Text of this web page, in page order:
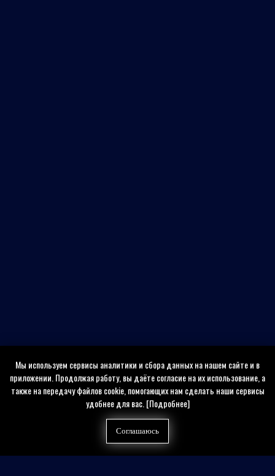
Мы используем сервисы аналитики и сбора данных на нашем сайте и в
приложении. Продолжая работу, вы даёте согласие на их использование, а
также на передачу файлов cookie, помогающих нам сделать наши сервисы
удобнее для вас.[Подробнее]
Соглашаюсь